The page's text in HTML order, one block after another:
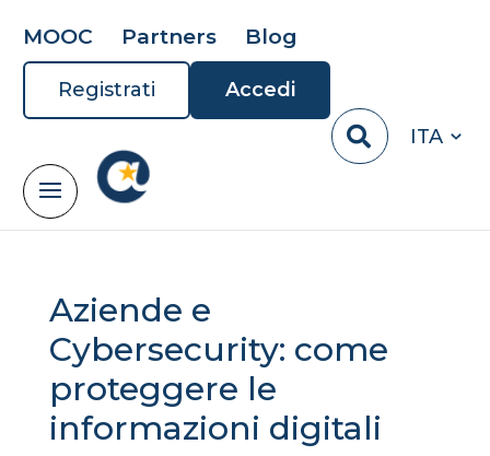
MOOC Partners Blog
Registrati
Accedi
ITA
Aziende e
Cybersecurity: come
proteggere le
informazioni digitali